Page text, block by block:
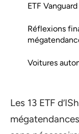
ETF
Réflexions
Voitures
Les 13 ETF